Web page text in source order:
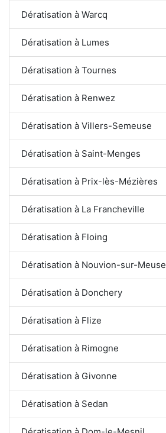
Dératisation à Warcq
Dératisation à Lumes
Dératisation à Tournes
Dératisation à Renwez
Dératisation à Villers-Semeuse
Dératisation à Saint-Menges
Dératisation à Prix-lès-Mézières
Dératisation à La Francheville
Dératisation à Floing
Dératisation à Nouvion-sur-Meuse
Dératisation à Donchery
Dératisation à Flize
Dératisation à Rimogne
Dératisation à Givonne
Dératisation à Sedan